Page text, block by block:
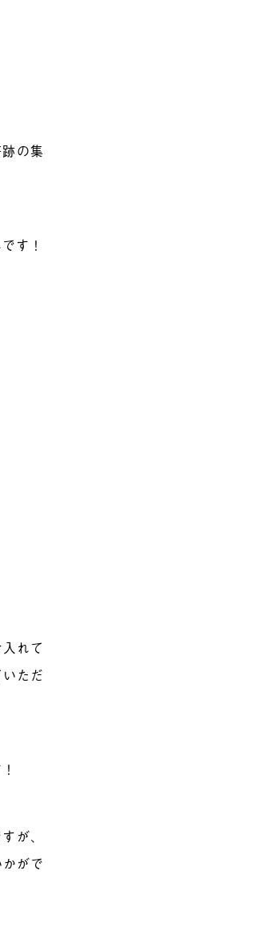
の集
す！
れて
ただ
が、
がで